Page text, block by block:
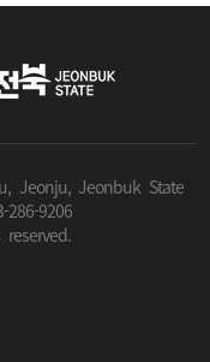
Jeonju, Jeonbuk State
286-9206